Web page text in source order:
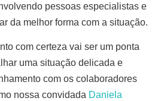
pessoas especialistas e
da melhor forma com a situação.
com certeza vai ser um ponta
uma situação delicada e
com os colaboradores
nossa convidada Daniela